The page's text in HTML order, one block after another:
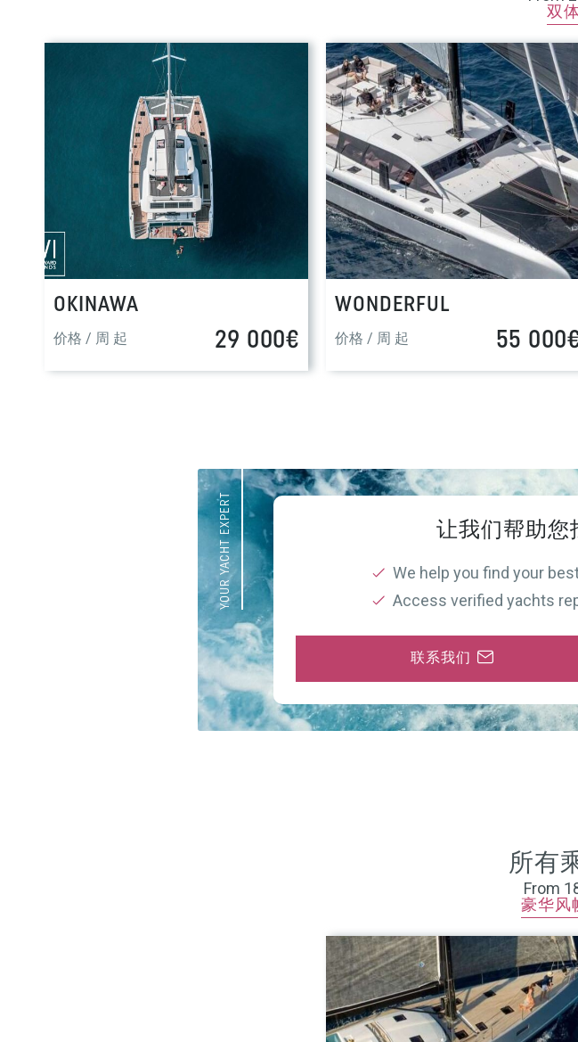
双
OKINAWA
价格 / 周 起 29 000€
WONDERFUL
价格 / 周 起 55
YOUR YACHT EXPERT 让我们帮助您
We help you find your
Access verified yachts
联系我们
所有
From
豪华风